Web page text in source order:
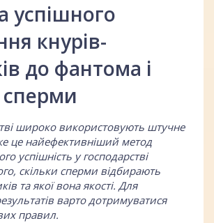
успішного
кнурів-
до фантома і
сперми
широко використовують штучне
це найефективніший метод
успішність у господарстві
скільки сперми відбирають
та якої вона якості. Для
варто дотримуватися
правил.